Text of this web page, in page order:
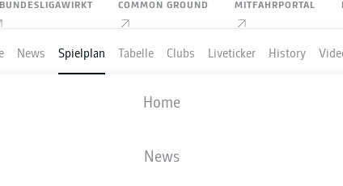
COMMON GROUND MITFAHRPORTAL
News Spielplan Tabelle Clubs Liveticker History
Home
News
M'GLADBACH